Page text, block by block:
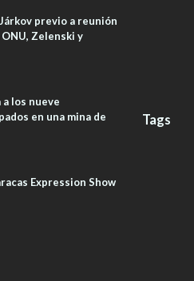
previo a reunión
Zelenski y
a los nueve
en una mina de
Expression Show
Tags